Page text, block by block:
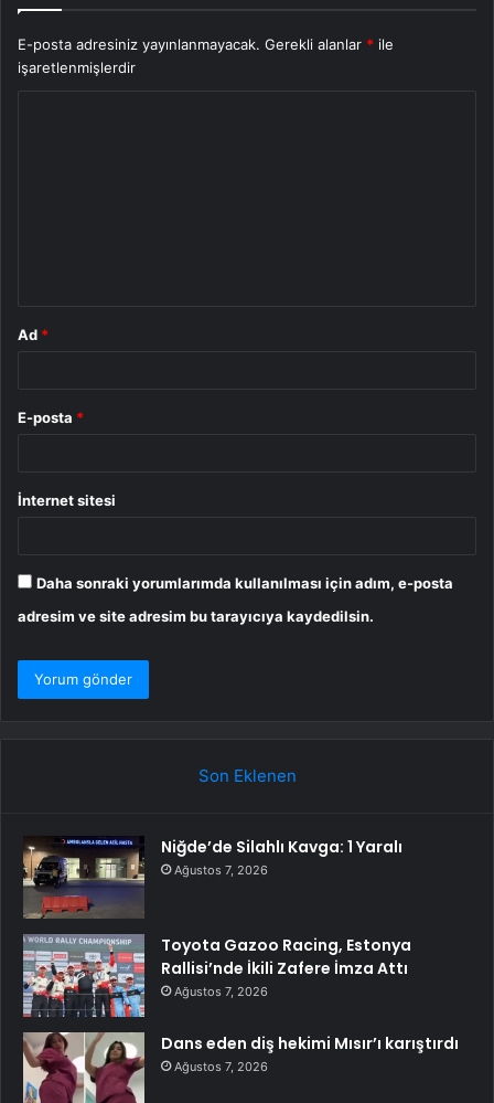
E-posta adresiniz yayınlanmayacak. Gerekli alanlar * ile
işaretlenmişlerdir
Ad *
E-posta *
İnternet sitesi
Daha sonraki yorumlarımda kullanılması için adım, e-posta
adresim ve site adresim bu tarayıcıya kaydedilsin.
Son Eklenen
Niğde’de Silahlı Kavga: 1 Yaralı
Ağustos 7, 2026
Toyota Gazoo Racing, Estonya
Rallisi’nde İkili Zafere İmza Attı
Ağustos 7, 2026
Dans eden diş hekimi Mısır’ı karıştırdı
Ağustos 7, 2026